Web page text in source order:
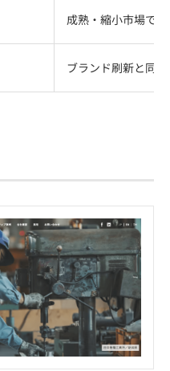
成熟・縮小市場で
ブランド刷新と同